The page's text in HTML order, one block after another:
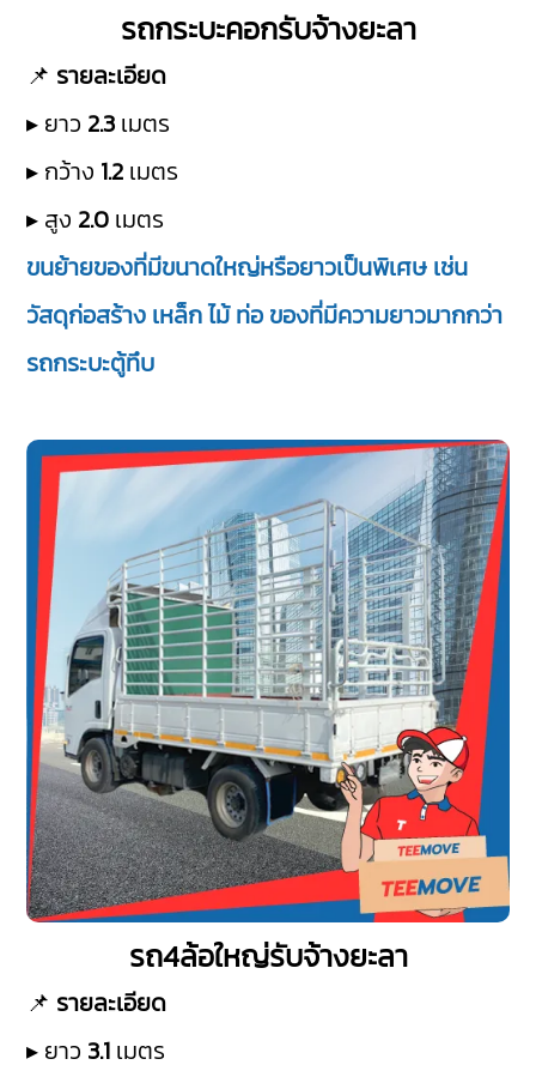
รถกระบะคอกรับจ้างยะลา
📌 รายละเอียด
▸ ยาว 2.3 เมตร
▸ กว้าง 1.2 เมตร
▸ สูง 2.0 เมตร
ขนย้ายของที่มีขนาดใหญ่หรือยาวเป็นพิเศษ เช่น
วัสดุก่อสร้าง เหล็ก ไม้ ท่อ ของที่มีความยาวมากกว่า
รถกระบะตู้ทึบ
รถ4ล้อใหญ่รับจ้างยะลา
📌 รายละเอียด
▸ ยาว 3.1 เมตร